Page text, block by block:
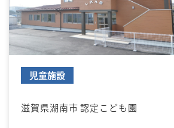
児童施設
滋賀県湖南市 認定こども園